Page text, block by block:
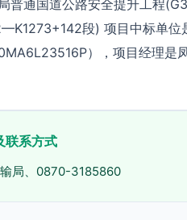
普通国道公路安全提升工程
段) 项目中标单位
），项目经理是
联系方式
局、0870-3185860